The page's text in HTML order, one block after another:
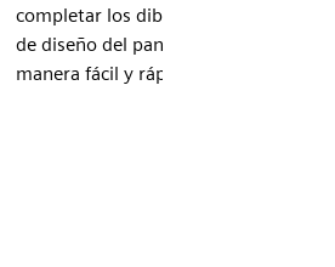
completar los dibujos
de diseño del panel de
manera fácil y rápida.